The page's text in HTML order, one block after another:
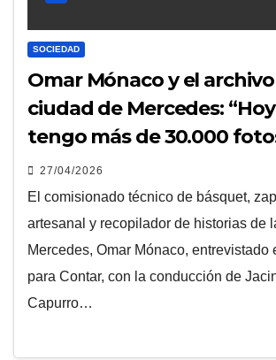
SOCIEDAD
Omar Mónaco y el
ciudad de Mercedes:
tengo más de 30.000
27/04/2026
El comisionado técnico de básquet,
artesanal y recopilador de historias de
Mercedes, Omar Mónaco, entrevistado
para Contar, con la conducción de
Capurro…